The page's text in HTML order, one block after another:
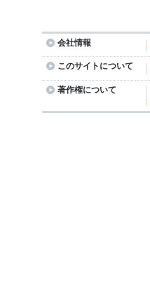
会社情報
このサイトについて
著作権について